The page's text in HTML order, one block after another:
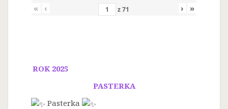
« ‹ z71 › »
ROK 2025
PASTERKA
Pasterka